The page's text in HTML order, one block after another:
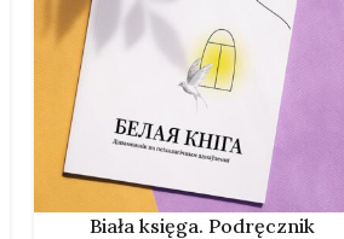
DODAJ DO KOSZYKA
Biała księga. Podręcznik